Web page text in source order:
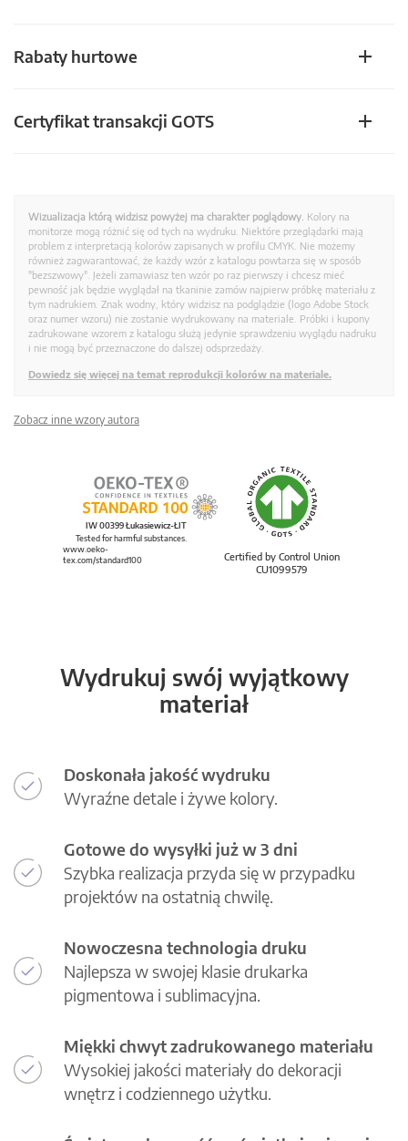
Rabaty hurtowe
Certyfikat transakcji GOTS
Wizualizacja którą widzisz powyżej ma charakter poglądowy. Kolory na
monitorze mogą różnić się od tych na wydruku. Niektóre przeglądarki mają
problem z interpretacją kolorów zapisanych w profilu CMYK. Nie możemy
również zagwarantować, że każdy wzór z katalogu powtarza się w sposób
"bezszwowy". Jeżeli zamawiasz ten wzór po raz pierwszy i chcesz mieć
pewność jak będzie wyglądał na tkaninie zamów najpierw próbkę materiału z
tym nadrukiem. Znak wodny, który widzisz na podglądzie (logo Adobe Stock
oraz numer wzoru) nie zostanie wydrukowany na materiale. Próbki i kupony
zadrukowane wzorem z katalogu służą jedynie sprawdzeniu wyglądu nadruku
i nie mogą być przeznaczone do dalszej odsprzedaży.
Dowiedz się więcej na temat reprodukcji kolorów na materiale.
Zobacz inne wzory autora
Certified by Control Union
CU1099579
IW 00399 Łukasiewicz-ŁIT
Tested for harmful substances.
www.oeko-
tex.com/standard100
Wydrukuj swój wyjątkowy
materiał
Doskonała jakość wydruku
Wyraźne detale i żywe kolory.
Gotowe do wysyłki już w 3 dni
Szybka realizacja przyda się w przypadku
projektów na ostatnią chwilę.
Nowoczesna technologia druku
Najlepsza w swojej klasie drukarka
pigmentowa i sublimacyjna.
Miękki chwyt zadrukowanego materiału
Wysokiej jakości materiały do dekoracji
wnętrz i codziennego użytku.